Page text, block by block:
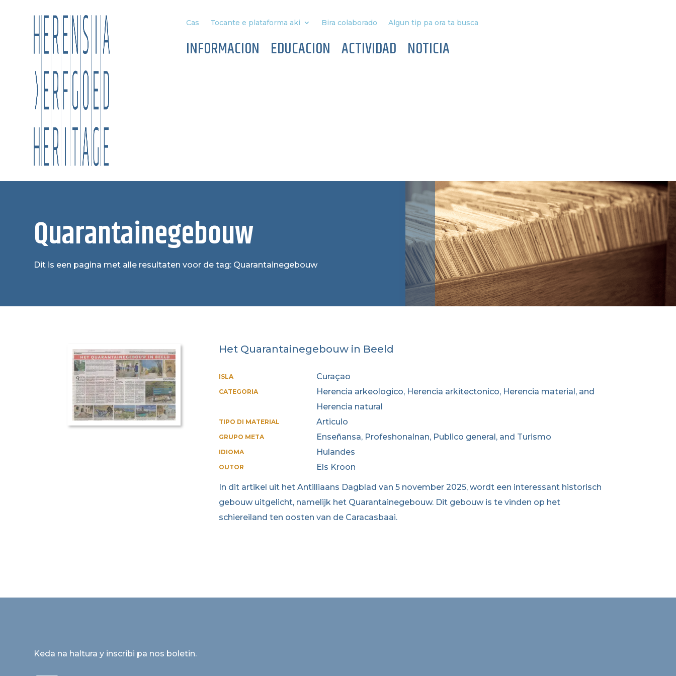
Cas Tocante e plataforma aki Bira colaborado Algun tip pa ora ta busca
INFORMACION EDUCACION ACTIVIDAD NOTICIA
Quarantainegebouw
Dit is een pagina met alle resultaten voor de tag: Quarantainegebouw
Het Quarantainegebouw in Beeld
ISLA Curaçao
CATEGORIA
Herencia arkeologico, Herencia arkitectonico, Herencia material, and
Herencia natural
TIPO DI MATERIAL Articulo
GRUPO META Enseñansa, Profeshonalnan, Publico general, and Turismo
IDIOMA Hulandes
OUTOR Els Kroon
In dit artikel uit het Antilliaans Dagblad van 5 november 2025, wordt een interessant historisch
gebouw uitgelicht, namelijk het Quarantainegebouw. Dit gebouw is te vinden op het
schiereiland ten oosten van de Caracasbaai.
Keda na haltura y inscribi pa nos boletin.